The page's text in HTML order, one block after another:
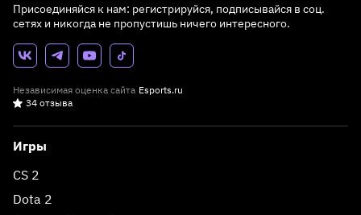
Присоединяйся к нам: регистрируйся, подписывайся в соц.
сетях и никогда не пропустишь ничего интересного.
Независимая оценка сайта Esports.ru
34 отзыва
Игры
CS 2
Dota 2